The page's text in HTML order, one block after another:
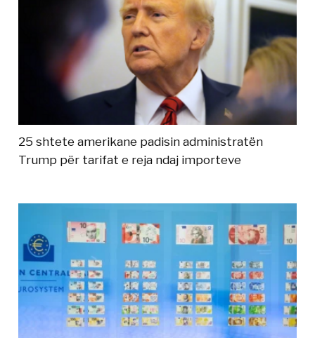
25 shtete amerikane padisin administratën
Trump për tarifat e reja ndaj importeve